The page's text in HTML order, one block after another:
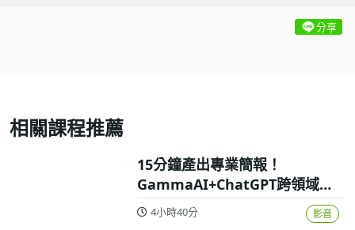
分享
相關課程推薦
15分鐘產出專業簡報！
GammaAI+ChatGPT跨領域高
效實戰攻略
4小時40分 影音